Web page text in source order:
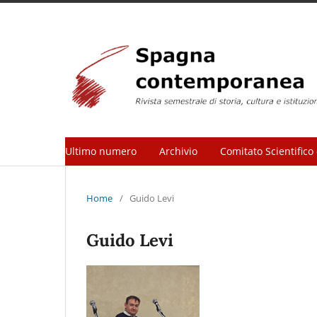
Ultimo numero Archivio Comitato
Home / Guido Levi
Guido Levi